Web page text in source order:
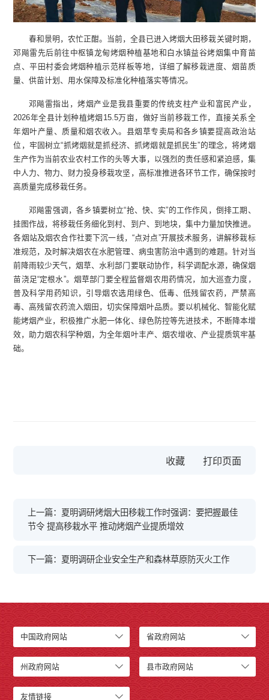
春和景明，农忙正酣。当前，全县已进入烤烟大田移栽关键时期，
邓飚雷先后前往中枢镇龙甸烤烟种植基地和白水镇益谷烤烟集中育苗
点、平田村委会烤烟种植示范样板等地，详细了解移栽进度、烟苗质
量、供苗计划、用水保障及标准化种植落实等情况。
邓飚雷指出，烤烟产业是我县重要的传统支柱产业和富民产业，
2026年全县计划种植烤烟15.5万亩，做好当前移栽工作，直接关系全
年烟叶产量、质量和烟农收入。县烟草专卖局和各乡镇要提高政治站
位，牢固树立“抓烤烟就是抓经济、抓烤烟就是抓民生”的理念，将烤烟
生产作为当前农业农村工作的头等大事，以强烈的责任感和紧迫感，集
中人力、物力、财力投身移栽攻坚，高标准推进各环节工作，确保按时
高质量完成移栽任务。
邓飚雷强调，各乡镇要树立“抢、快、实”的工作作风，倒排工期、
挂图作战，将移栽任务细化到村、到户、到地块，集中力量加快推进。
各烟站及烟农合作社要下沉一线，“点对点”开展技术服务，讲解移栽标
准规范，及时解决烟农在水肥管理、病虫害防治中遇到的难题。针对当
前降雨较少天气，烟草、水利部门要联动协作，科学调配水源，确保烟
苗浇足“定根水”。烟草部门要全程监督烟农用药情况，加大巡查力度，
普及科学用药知识，引导烟农选用绿色、低毒、低残留农药，严禁高
毒、高残留农药流入烟田，切实保障烟叶品质。要以机械化、智能化赋
能烤烟产业，积极推广水肥一体化、绿色防控等先进技术，不断降本增
效，助力烟农科学种烟，为全年烟叶丰产、烟农增收、产业提质筑牢基
础。
收藏
上一篇：夏明调研烤烟大田移栽工作时强调：要把握最佳
节令 提高移栽水平 推动烤烟产业提质增效
下一篇：夏明调研企业安全生产和森林草原防灭火工作
中国政府网站 省政府网站
州政府网站 县市政府网站
友情链接